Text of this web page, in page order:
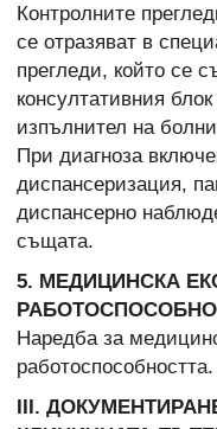
Контролните
се отразяват в
прегледи, който се
консултативния
изпълнител на
При диагноза
диспансеризация,
диспансерно
същата.
5. МЕДИЦИНСКА
Наредба за
работоспособността.
ІІІ.